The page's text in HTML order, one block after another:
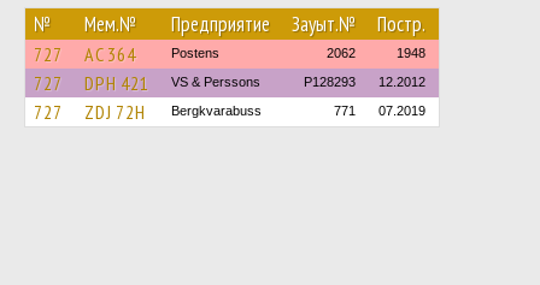
№ Мем.№ Предприятие Зауыт.№ Постр.
727 AC 364 Postens 2062 1948
727 DPH 421 VS & Perssons P128293 12.2012
727 ZDJ 72H Bergkvarabuss 771 07.2019